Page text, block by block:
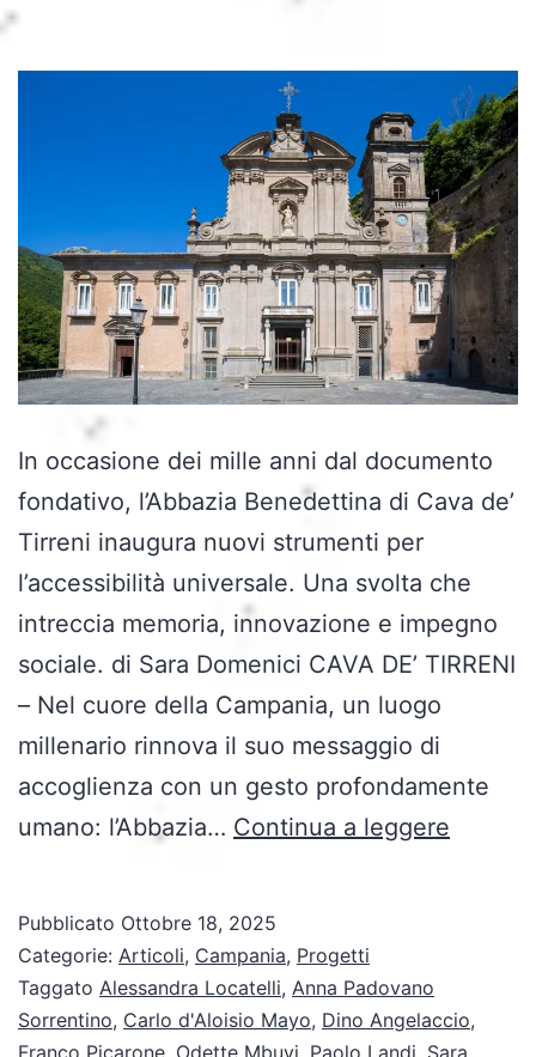
In occasione dei mille anni dal documento
fondativo, l’Abbazia Benedettina di Cava de’
Tirreni inaugura nuovi strumenti per
l’accessibilità universale. Una svolta che
intreccia memoria, innovazione e impegno
sociale. di Sara Domenici CAVA DE’ TIRRENI
– Nel cuore della Campania, un luogo
millenario rinnova il suo messaggio di
accoglienza con un gesto profondamente
umano: l’Abbazia… Continua a leggere
Tirreni
Pubblicato Ottobre 18, 2025
Categorie: Articoli, Campania, Progetti
Taggato Alessandra Locatelli, Anna Padovano
Sorrentino, Carlo d'Aloisio Mayo, Dino Angelaccio,
Franco Picarone, Odette Mbuyi, Paolo Landi, Sara